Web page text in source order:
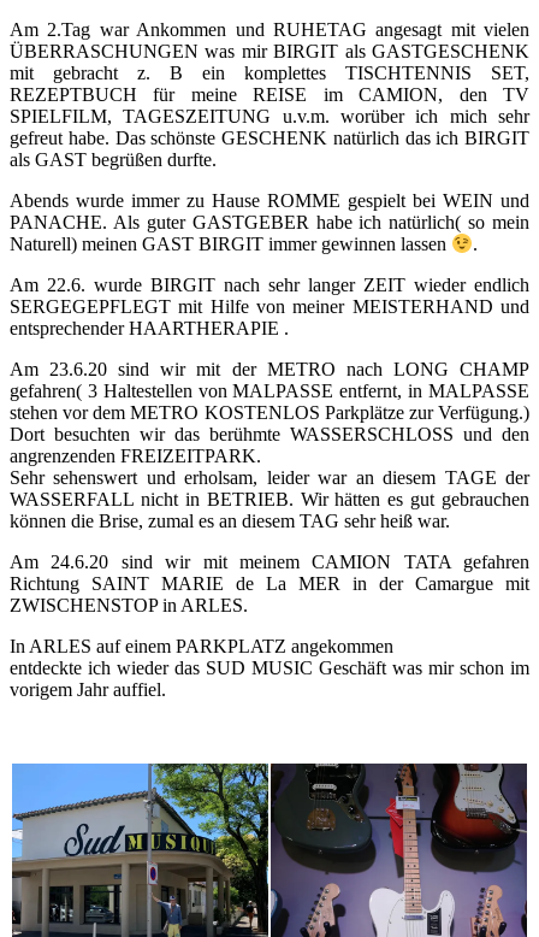
Am 2.Tag war Ankommen und RUHETAG angesagt mit vielen
ÜBERRASCHUNGEN was mir BIRGIT als GASTGESCHENK
mit gebracht z. B ein komplettes TISCHTENNIS SET,
REZEPTBUCH für meine REISE im CAMION, den TV
SPIELFILM, TAGESZEITUNG u.v.m. worüber ich mich sehr
gefreut habe. Das schönste GESCHENK natürlich das ich BIRGIT
als GAST begrüßen durfte.
Abends wurde immer zu Hause ROMME gespielt bei WEIN und
PANACHE. Als guter GASTGEBER habe ich natürlich( so mein
Naturell) meinen GAST BIRGIT immer gewinnen lassen
.
Am 22.6. wurde BIRGIT nach sehr langer ZEIT wieder endlich
SERGEGEPFLEGT mit Hilfe von meiner MEISTERHAND und
entsprechender HAARTHERAPIE .
Am 23.6.20 sind wir mit der METRO nach LONG CHAMP
gefahren( 3 Haltestellen von MALPASSE entfernt, in MALPASSE
stehen vor dem METRO KOSTENLOS Parkplätze zur Verfügung.)
Dort besuchten wir das berühmte WASSERSCHLOSS und den
angrenzenden FREIZEITPARK.
Sehr sehenswert und erholsam, leider war an diesem TAGE der
WASSERFALL nicht in BETRIEB. Wir hätten es gut gebrauchen
können die Brise, zumal es an diesem TAG sehr heiß war.
Am 24.6.20 sind wir mit meinem CAMION TATA gefahren
Richtung SAINT MARIE de La MER in der Camargue mit
ZWISCHENSTOP in ARLES.
In ARLES auf einem PARKPLATZ angekommen
entdeckte ich wieder das SUD MUSIC Geschäft was mir schon im
vorigem Jahr auffiel.